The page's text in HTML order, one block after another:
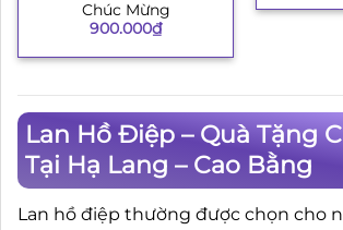
Chúc Mừng
900.000₫
Lan Hồ Điệp – Quà Tặng
Tại Hạ Lang – Cao Bằng
Lan hồ điệp thường được chọn cho